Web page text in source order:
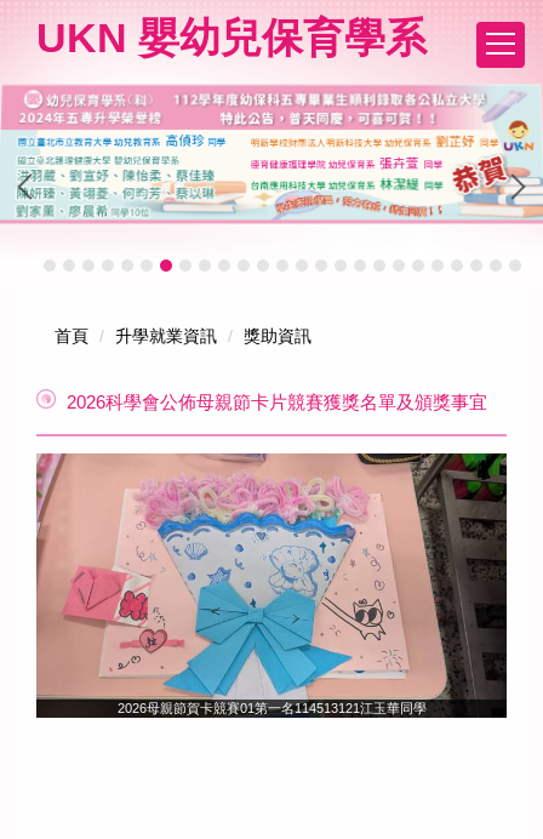
要
內
容
區
UKN 嬰幼兒保育學系
首頁 升學就業資訊 獎助資訊
2026科學會公佈母親節卡片競賽獲獎名單及頒獎事宜
2026母親節賀卡競賽01第一名114513121江玉華同學